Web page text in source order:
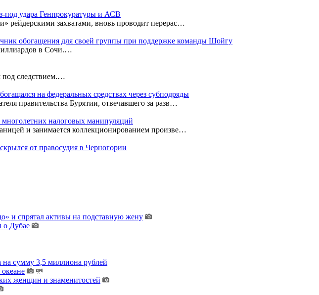
под удара Генпрокуратуры и АСВ
рейдерскими захватами, вновь проводит перерас…
обогащения для своей группы при поддержке команды Шойгу
в Сочи.…
под следствием.…
на федеральных средствах через субподряды
правительства Бурятии, отвечавшего за разв…
налоговых манипуляций
и занимается коллекционированием произве…
от правосудия в Черногории
и спрятал активы на подставную жену
о Дубае
на сумму 3,5 миллиона рублей
женщин и знаменитостей